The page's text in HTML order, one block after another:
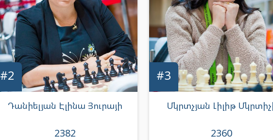
Դանիելյան Էլինա Յուրայի
2382
#2
Մկրտչյան Լիլիթ
2360
#3